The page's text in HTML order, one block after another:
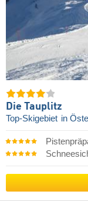
Die Tauplitz
Top-Skigebiet in